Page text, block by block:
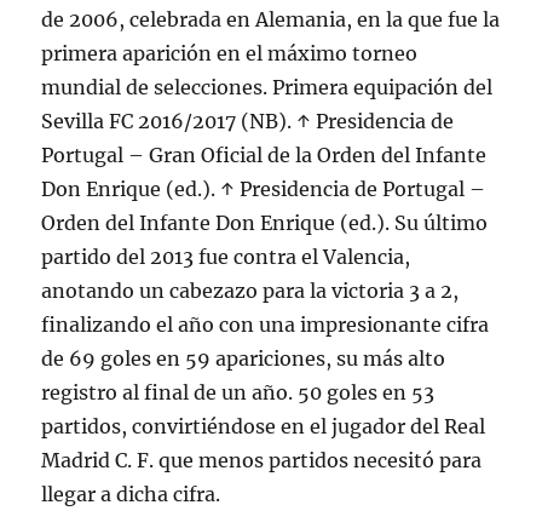
de 2006, celebrada en Alemania, en la que fue la
primera aparición en el máximo torneo
mundial de selecciones. Primera equipación del
Sevilla FC 2016/2017 (NB). ↑ Presidencia de
Portugal – Gran Oficial de la Orden del Infante
Don Enrique (ed.). ↑ Presidencia de Portugal –
Orden del Infante Don Enrique (ed.). Su último
partido del 2013 fue contra el Valencia,
anotando un cabezazo para la victoria 3 a 2,
finalizando el año con una impresionante cifra
de 69 goles en 59 apariciones, su más alto
registro al final de un año. 50 goles en 53
partidos, convirtiéndose en el jugador del Real
Madrid C. F. que menos partidos necesitó para
llegar a dicha cifra.